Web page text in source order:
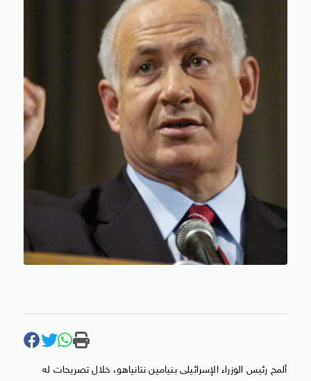
ألمح رئيس الوزراء الإسرائيلى بنيامين نتانياهو، خلال تصريحات له